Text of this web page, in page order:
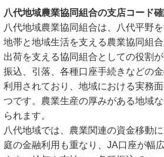
八代地域農業協同組合の支店コード
八代地域農業協同組合は、八代平野
地帯と地域生活を支える農業協同組
出荷を支える協同組合としての役割
振込、引落、各種口座手続きなどの
利用されており、地域における実務
つです。農業生産の厚みがある地域
られます。
八代地域では、農業関連の資金移動
庭の金融利用も重なり、JA口座が幅